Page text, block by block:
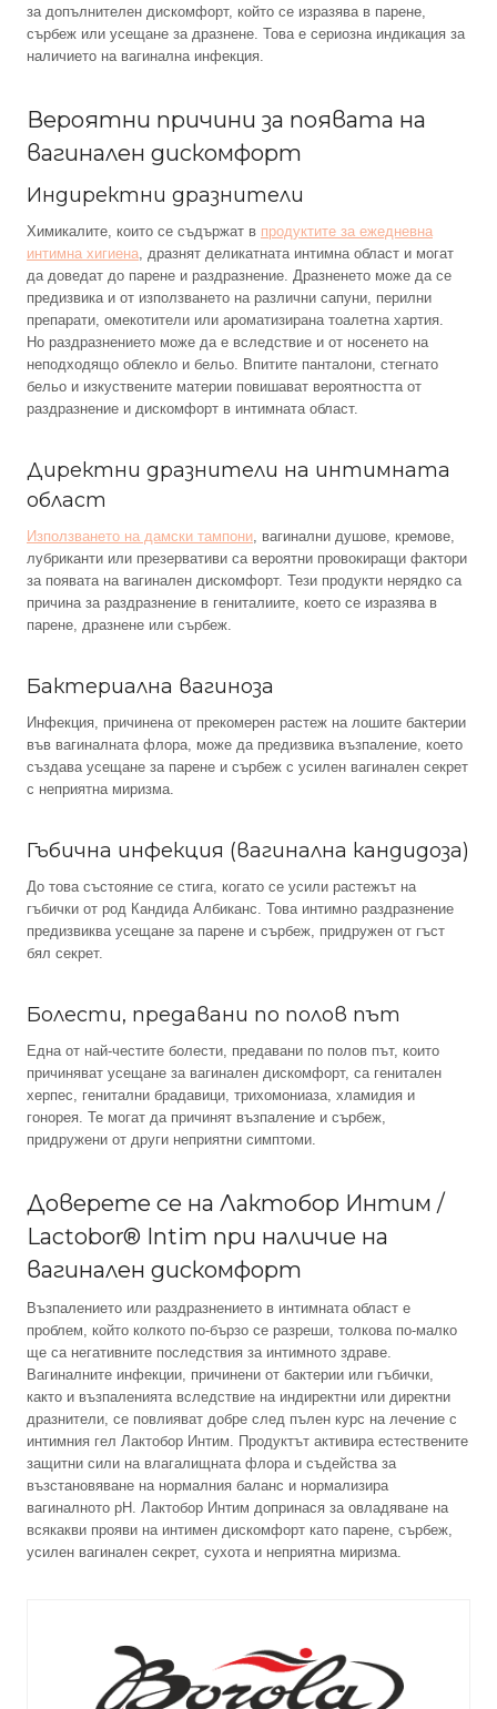
за допълнителен дискомфорт, който се изразява в парене,
сърбеж или усещане за дразнене. Това е сериозна индикация за
наличието на вагинална инфекция.
Вероятни причини за появата на
вагинален дискомфорт
Индиректни дразнители
Химикалите, които се съдържат в продуктите за ежедневна
интимна хигиена, дразнят деликатната интимна област и могат
да доведат до парене и раздразнение. Дразненето може да се
предизвика и от използването на различни сапуни, перилни
препарати, омекотители или ароматизирана тоалетна хартия.
Но раздразнението може да е вследствие и от носенето на
неподходящо облекло и бельо. Впитите панталони, стегнато
бельо и изкуствените материи повишават вероятността от
раздразнение и дискомфорт в интимната област.
Директни дразнители на интимната
област
Използването на дамски тампони, вагинални душове, кремове,
лубриканти или презервативи са вероятни провокиращи фактори
за появата на вагинален дискомфорт. Тези продукти нерядко са
причина за раздразнение в гениталиите, което се изразява в
парене, дразнене или сърбеж.
Бактериална вагиноза
Инфекция, причинена от прекомерен растеж на лошите бактерии
във вагиналната флора, може да предизвика възпаление, което
създава усещане за парене и сърбеж с усилен вагинален секрет
с неприятна миризма.
Гъбична инфекция (вагинална кандидоза)
До това състояние се стига, когато се усили растежът на
гъбички от род Кандида Албиканс. Това интимно раздразнение
предизвиква усещане за парене и сърбеж, придружен от гъст
бял секрет.
Болести, предавани по полов път
Една от най-честите болести, предавани по полов път, които
причиняват усещане за вагинален дискомфорт, са генитален
херпес, генитални брадавици, трихомониаза, хламидия и
гонорея. Те могат да причинят възпаление и сърбеж,
придружени от други неприятни симптоми.
Доверете се на Лактобор Интим /
Lactobor® Intim при наличие на
вагинален дискомфорт
Възпалението или раздразнението в интимната област е
проблем, който колкото по-бързо се разреши, толкова по-малко
ще са негативните последствия за интимното здраве.
Вагиналните инфекции, причинени от бактерии или гъбички,
както и възпаленията вследствие на индиректни или директни
дразнители, се повлияват добре след пълен курс на лечение с
интимния гел Лактобор Интим. Продуктът активира естествените
защитни сили на влагалищната флора и съдейства за
възстановяване на нормалния баланс и нормализира
вагиналното pH. Лактобор Интим допринася за овладяване на
всякакви прояви на интимен дискомфорт като парене, сърбеж,
усилен вагинален секрет, сухота и неприятна миризма.